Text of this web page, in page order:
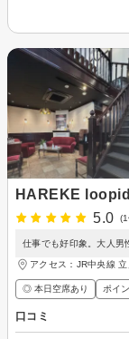
HAREKE
5.0
仕事でも好印象。大人男
アクセス：JR中央線
◎ 本日空席あり ポイ
口コミ